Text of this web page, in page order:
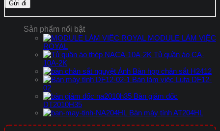
Sản phẩm nổi bật
MODULE LÀM VIỆC
ROYAL
Tủ quần áo CA-
10A-2K
Bàn họp chân sắt H2412
Bàn làm việc Lufa DF12-
02
Bàn giám đốc
DT2010H35
Bàn máy tính AT204HL